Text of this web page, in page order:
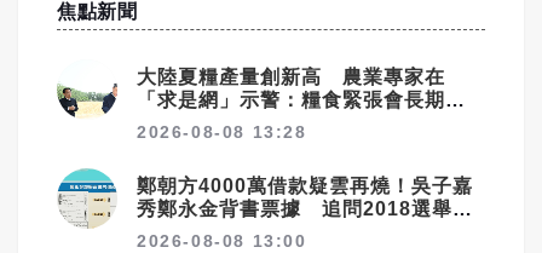
焦點新聞
大陸夏糧產量創新高 農業專家在
「求是網」示警：糧食緊張會長期存
在
2026-08-08 13:28
鄭朝方4000萬借款疑雲再燒！吳子嘉
秀鄭永金背書票據 追問2018選舉資
金流向
2026-08-08 13:00